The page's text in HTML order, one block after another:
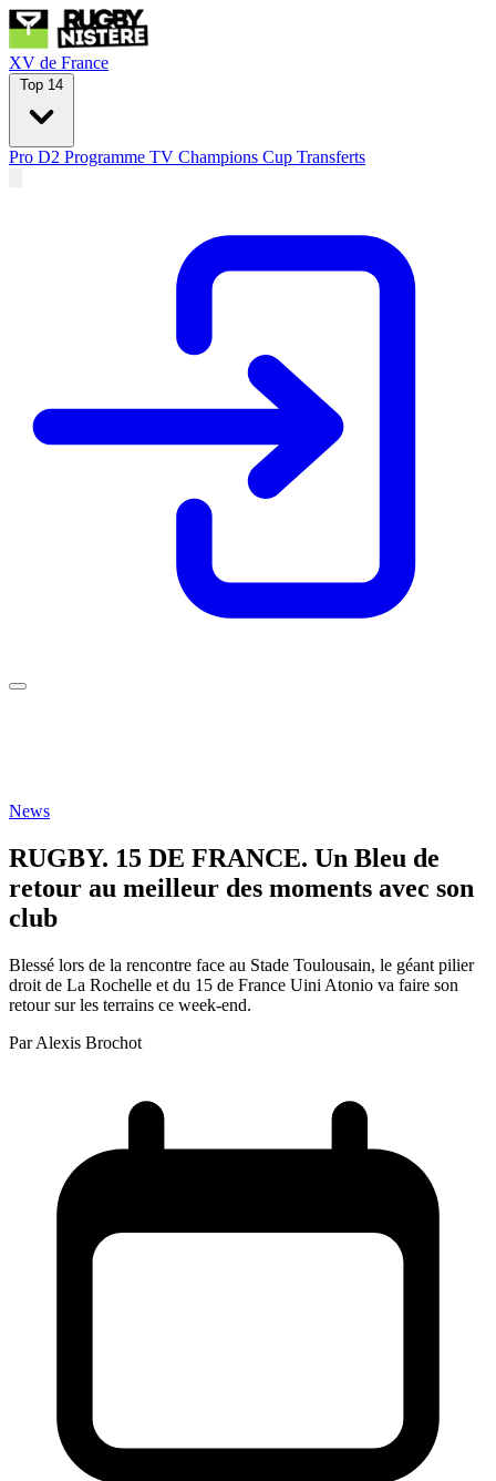
XV de France
Top 14
Pro D2 Programme TV Champions Cup Transferts
News
RUGBY. 15 DE FRANCE. Un Bleu de
retour au meilleur des moments avec son
club
Blessé lors de la rencontre face au Stade Toulousain, le géant pilier
droit de La Rochelle et du 15 de France Uini Atonio va faire son
retour sur les terrains ce week-end.
Par Alexis Brochot